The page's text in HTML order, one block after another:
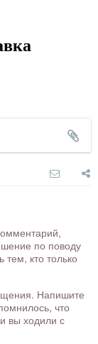
по поводу
тем, кто только
Напишите
что
вы ходили с